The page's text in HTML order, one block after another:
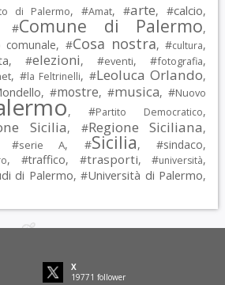
di Palermo, #Amat, #arte, #calcio,
#Comune di Palermo,
comunale, #Cosa nostra, #cultura,
, #elezioni, #eventi, #fotografia,
, #la Feltrinelli, #Leoluca Orlando,
, #mostre, #musica, #Nuovo
, #Partito Democratico,
Sicilia, #Regione Siciliana,
#serie A, #Sicilia, #sindaco,
, #traffico, #trasporti, #università,
di Palermo, #Università di Palermo,
X
19771 follower